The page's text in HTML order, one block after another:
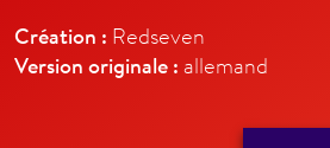
Création : Redseven
Version originale : allemand